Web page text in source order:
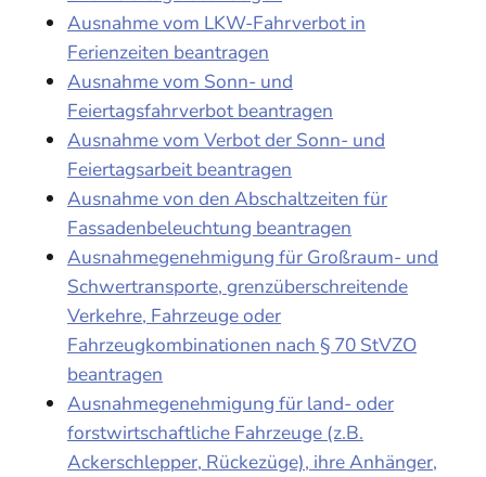
Ausnahme vom LKW-Fahrverbot in
Ferienzeiten beantragen
Ausnahme vom Sonn- und
Feiertagsfahrverbot beantragen
Ausnahme vom Verbot der Sonn- und
Feiertagsarbeit beantragen
Ausnahme von den Abschaltzeiten für
Fassadenbeleuchtung beantragen
Ausnahmegenehmigung für Großraum- und
Schwertransporte, grenzüberschreitende
Verkehre, Fahrzeuge oder
Fahrzeugkombinationen nach § 70 StVZO
beantragen
Ausnahmegenehmigung für land- oder
forstwirtschaftliche Fahrzeuge (z.B.
Ackerschlepper, Rückezüge), ihre Anhänger,